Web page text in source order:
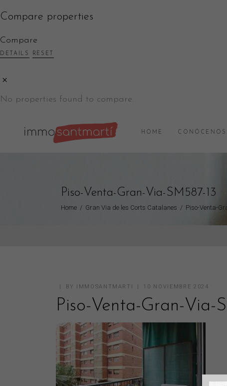
Compare properties
Compare
DETAILS RESET
No properties found to compare.
HOME CONÓCENOS
Piso-Venta-Gran-Via-SM587-13
Home / Gran Via de les Corts Catalanes / Piso-Venta-
BY IMMOSANTMARTI 10 NOVIEMBRE 2024
Piso-Venta-Gran-Via-